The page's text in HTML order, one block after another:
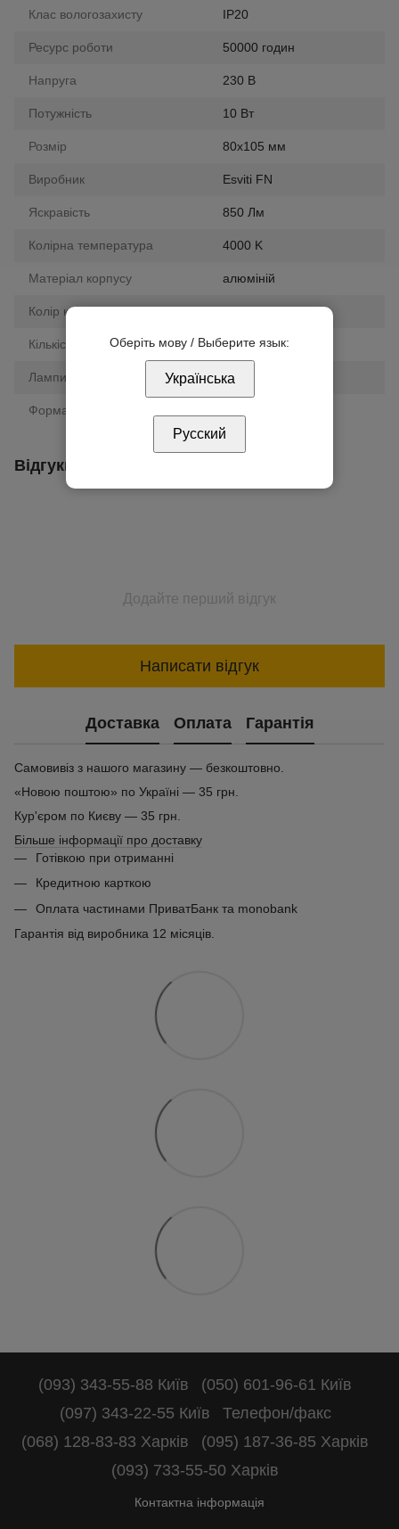
Клас вологозахисту IP20
Ресурс роботи 50000 годин
Напруга 230 В
Потужність 10 Вт
Розмір 80х105 мм
Виробник Esviti FN
Яскравість 850 Лм
Колірна температура 4000 K
Матеріал корпусу алюміній
Колір корпусу чорний
Кількість ламп 1 шт
Лампи у комплекті так
Форма світильника
Відгуки
Додайте перший відгук
Написати відгук
Доставка Оплата Гарантія
Самовивіз з нашого магазину — безкоштовно.
«Новою поштою» по Україні — 35 грн.
Кур'єром по Києву — 35 грн.
Більше інформації про доставку
Готівкою при отриманні
Кредитною карткою
Оплата частинами ПриватБанк та monobank
Гарантія від виробника 12 місяців.
(093) 343-55-88 Київ
(050) 601-96-61 Київ
(097) 343-22-55 Київ
Телефон/факс
(068) 128-83-83 Харків
(095) 187-36-85 Харків
(093) 733-55-50 Харків
Контактна інформація
Оберіть мову / Выберите язык:
Українська
Русский